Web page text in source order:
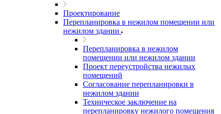
Проектирование
Перепланировка в нежилом помещении или
нежилом здании
Перепланировка в нежилом
помещении или нежилом здании
Проект переустройства нежилых
помещений
Согласование перепланировки в
нежилом здании
Техническое заключение на
перепланировку нежилого помещения